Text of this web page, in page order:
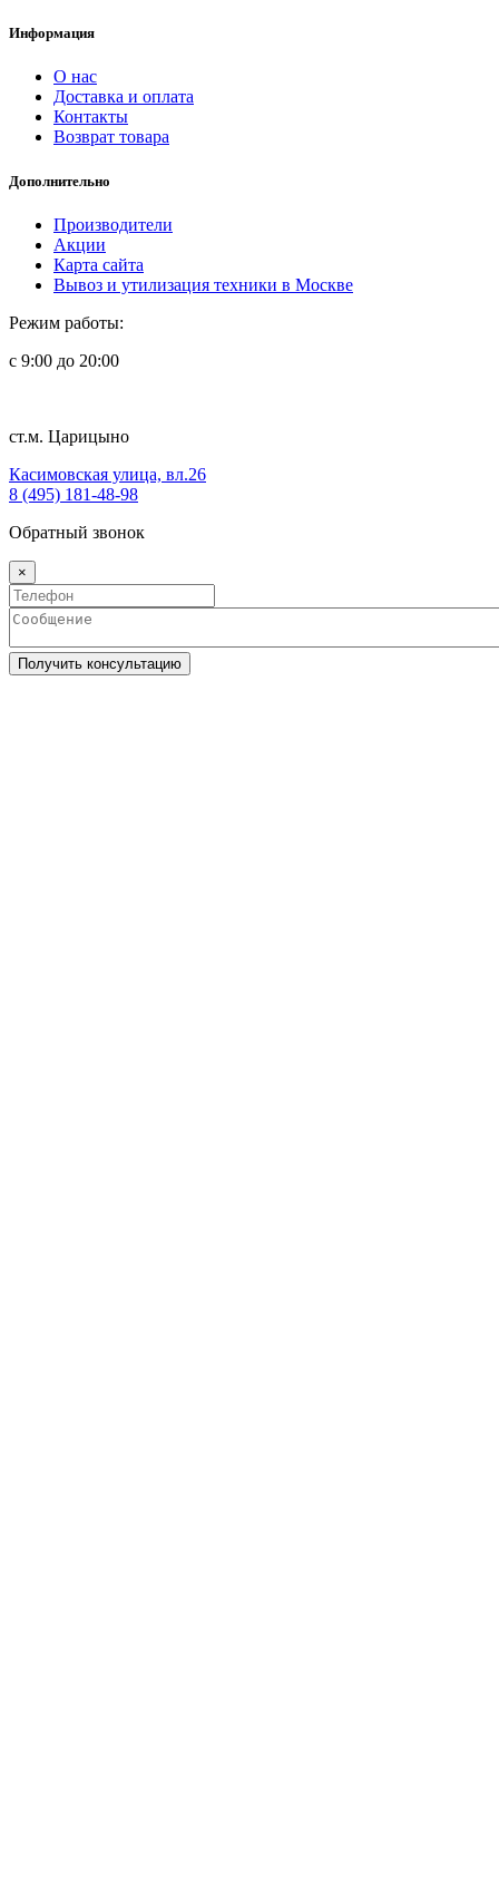
Информация
О нас
Доставка и оплата
Контакты
Возврат товара
Дополнительно
Производители
Акции
Карта сайта
Вывоз и утилизация техники в Москве
Режим работы:
с 9:00 до 20:00
ст.м. Царицыно
Касимовская улица, вл.26
8 (495) 181-48-98
Обратный звонок
×
Получить консультацию